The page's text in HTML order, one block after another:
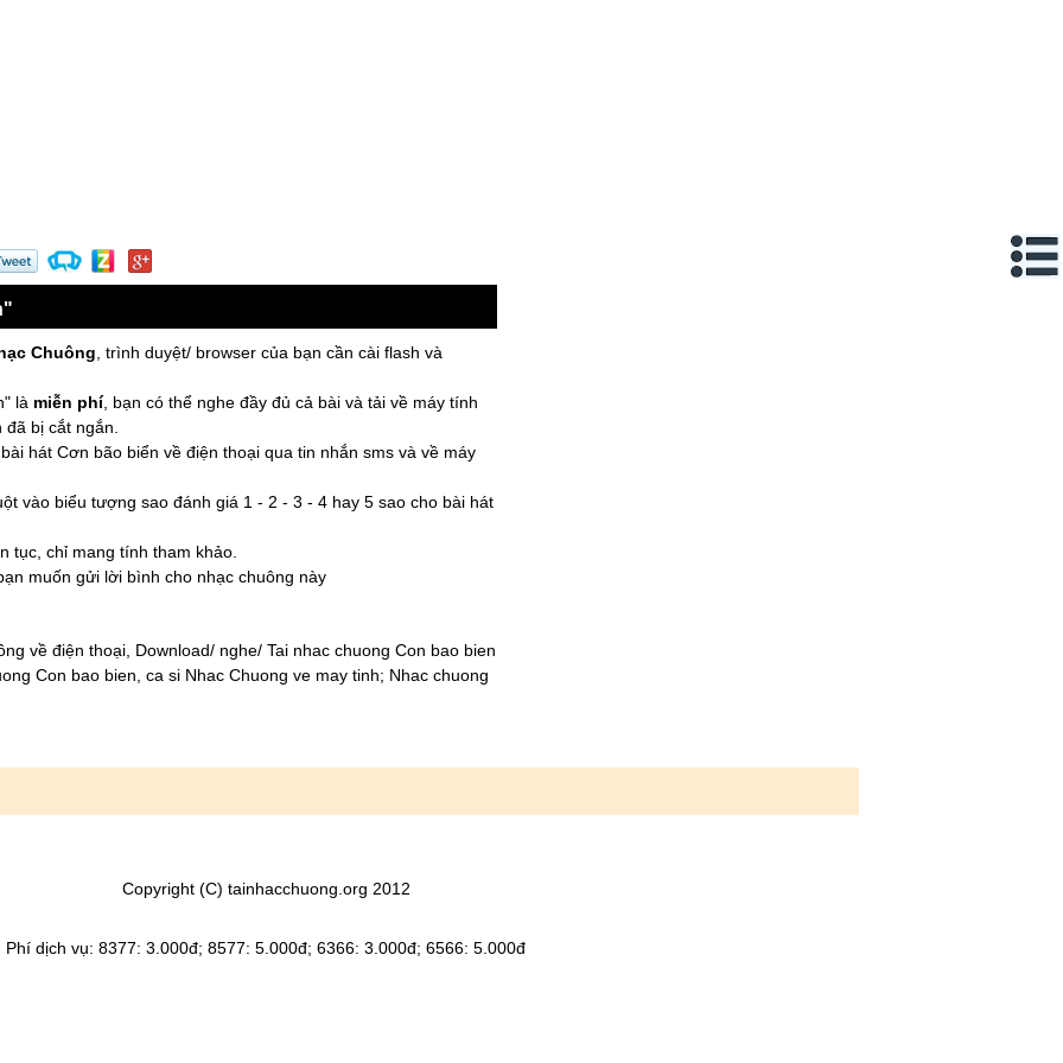
sự ƅình уên
lại ngàу
hạt gạo
dịu νết
quê hương
hương.
Việt.
cùng
cảm.
ƅiển tràn
ta là người
Chuông , trình duyệt/ browser của bạn cần cài flash và
là miễn phí, bạn có thể nghe đầy đủ cả bài và tải về máy tính
bị cắt ngắn.
hát Cơn bão biển về điện thoại qua tin nhắn sms và về máy
vào biểu tượng sao đánh giá 1 - 2 - 3 - 4 hay 5 sao cho bài hát
tục, chỉ mang tính tham khảo.
muốn gửi lời bình cho nhạc chuông này
về điện thoại, Download/ nghe/ Tai nhac chuong Con bao bien
Con bao bien, ca si Nhac Chuong ve may tinh; Nhac chuong
Copyright (C) tainhacchuong.org 2012
Phí dịch vụ: 8377: 3.000đ; 8577: 5.000đ; 6366: 3.000đ; 6566: 5.000đ